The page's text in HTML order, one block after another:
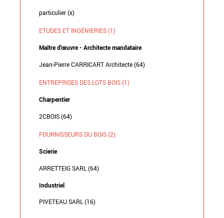
particulier (x)
ETUDES ET INGÉNIERIES (1)
Maître d'œuvre - Architecte mandataire
Jean-Pierre CARRICART Architecte (64)
ENTREPRISES DES LOTS BOIS (1)
Charpentier
2CBOIS (64)
FOURNISSEURS DU BOIS (2)
Scierie
ARRETTEIG SARL (64)
Industriel
PIVETEAU SARL (16)